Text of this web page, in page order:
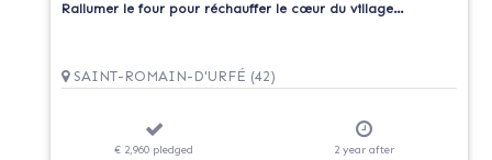
Rallumer le four pour réchauffer le cœur du village…
SAINT-ROMAIN-D'URFÉ (42)
€ 2,960 pledged 2 year after